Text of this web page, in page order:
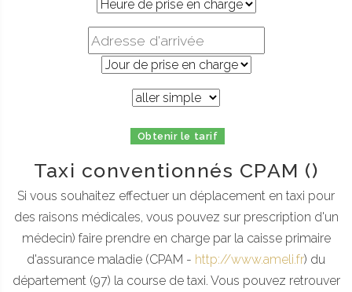
Obtenir le tarif
Taxi conventionnés CPAM ()
Si vous souhaitez effectuer un déplacement en taxi pour
des raisons médicales, vous pouvez sur prescription d'un
médecin) faire prendre en charge par la caisse primaire
d'assurance maladie (CPAM - http://www.ameli.fr) du
département (97) la course de taxi. Vous pouvez retrouver